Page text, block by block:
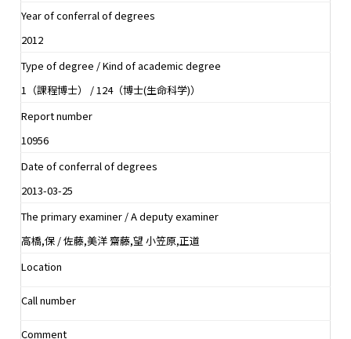
Year of conferral of degrees
2012
Type of degree / Kind of academic degree
1（課程博士） / 124（博士(生命科学)）
Report number
10956
Date of conferral of degrees
2013-03-25
The primary examiner / A deputy examiner
高橋,保 / 佐藤,美洋 齋藤,望 小笠原,正道
Location
Call number
Comment